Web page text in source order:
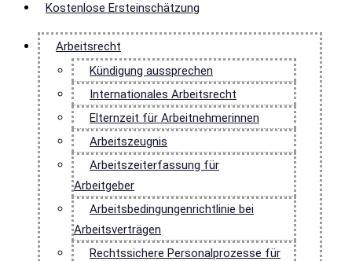
Kostenlose Ersteinschätzung
Arbeitsrecht
Kündigung aussprechen
Internationales Arbeitsrecht
Elternzeit für Arbeitnehmerinnen
Arbeitszeugnis
Arbeitszeiterfassung für
Arbeitgeber
Arbeitsbedingungenrichtlinie bei
Arbeitsverträgen
Rechtssichere Personalprozesse für